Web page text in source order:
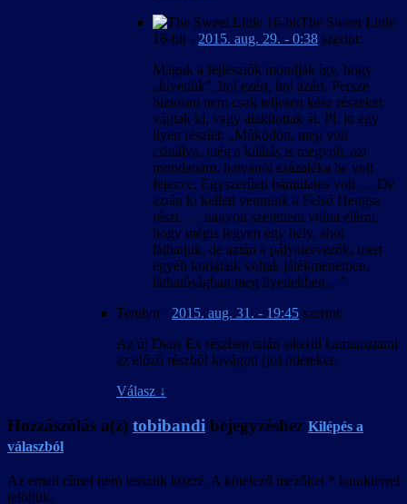
The Sweet Little
16-bit - 2015. aug. 29. - 0:38 szerint:
Maguk a fejlesztők mondják így, hogy
„kivettük”, hol ezért, hol azért. Persze
biztosan nem csak teljesen kész részeket
vágtak ki, vagy alakítottak át. Pl. itt egy
ilyen részlet: „Működött, meg volt
csinálva, még a kilátás is megvolt, azt
mondanám, hatvanöt százaléka be volt
fejezve. Egyszerűen bámulatos volt … De
aztán ki kellett vennünk a Felső Hengsa
részt. … nagyon szerettem volna elérni,
hogy mégis legyen egy hely, ahol
láthatjuk, de aztán a pályatervezők, mert
egyéb korlátaik voltak játékmenetben,
láthatóságban meg ilyenekben…”
Terelyn - 2015. aug. 31. - 19:45 szerint:
Az új Deus Ex részben talán sikerül kamatoztatni
az előző részből kivágott (jó) ötleteket.
Válasz ↓
Hozzászólás a(z) tobibandi bejegyzéshez Kilépés a
válaszból
Az email címet nem tesszük közzé. A kötelező mezőket * karakterrel
jelöljük.